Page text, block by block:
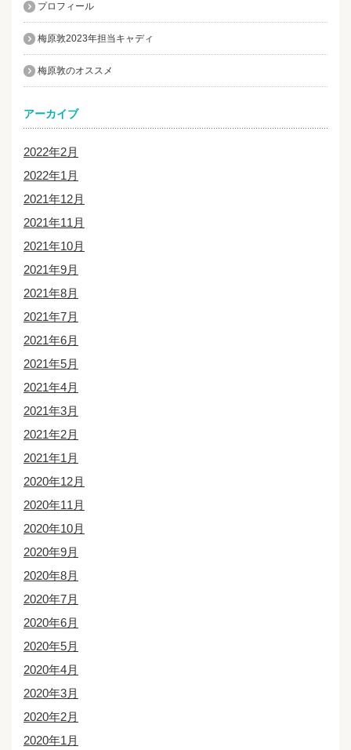
プロフィール
梅原敦2023年担当キャディ
梅原敦のオススメ
アーカイブ
2022年2月
2022年1月
2021年12月
2021年11月
2021年10月
2021年9月
2021年8月
2021年7月
2021年6月
2021年5月
2021年4月
2021年3月
2021年2月
2021年1月
2020年12月
2020年11月
2020年10月
2020年9月
2020年8月
2020年7月
2020年6月
2020年5月
2020年4月
2020年3月
2020年2月
2020年1月